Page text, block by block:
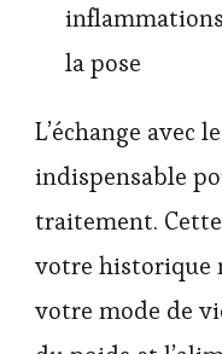
la pose
L’échange avec
indispensable
traitement.
votre historique
votre mode de